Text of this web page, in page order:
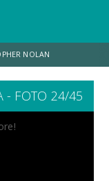
NOLAN
CHRIS MCKENNA
- FOTO 24/45